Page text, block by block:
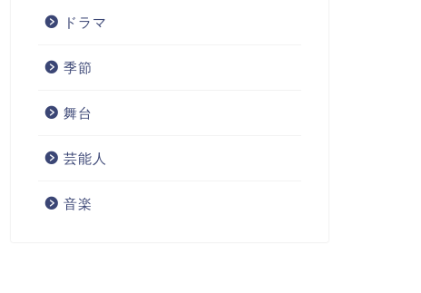
ドラマ
季節
舞台
芸能人
音楽